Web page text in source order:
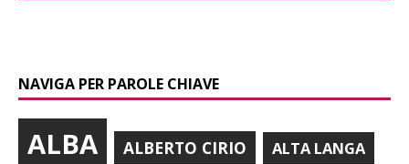
NAVIGA PER PAROLE CHIAVE
ALBA ALBERTO CIRIO ALTA LANGA